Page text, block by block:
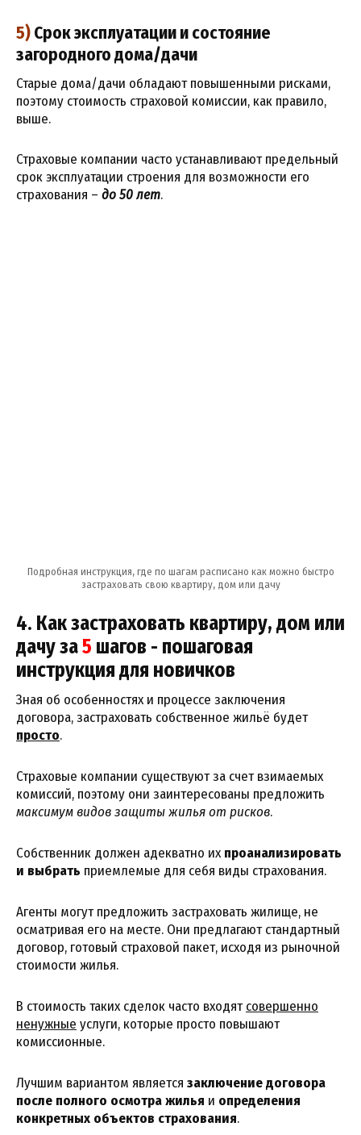
5)Срок эксплуатации и состояние
загородного дома/дачи
Старые дома/дачи обладают повышенными рисками,
поэтому стоимость страховой комиссии, как правило,
выше.
Страховые компании часто устанавливают предельный
срок эксплуатации строения для возможности его
страхования – до 50 лет.
Подробная инструкция, где по шагам расписано как можно быстро
застраховать свою квартиру, дом или дачу
4. Как застраховать квартиру, дом или
дачу за5 шагов - пошаговая
инструкция для новичков
Зная об особенностях и процессе заключения
договора, застраховать собственное жильё будет
просто.
Страховые компании существуют за счет взимаемых
комиссий, поэтому они заинтересованы предложить
максимум видов защиты жилья от рисков.
Собственник должен адекватно ихпроанализировать
и выбрать приемлемые для себя виды страхования.
Агенты могут предложить застраховать жилище, не
осматривая его на месте. Они предлагают стандартный
договор, готовый страховой пакет, исходя из рыночной
стоимости жилья.
В стоимость таких сделок часто входятсовершенно
ненужные услуги, которые просто повышают
комиссионные.
Лучшим вариантом является заключение договора
после полного осмотра жилья и определения
конкретных объектов страхования.